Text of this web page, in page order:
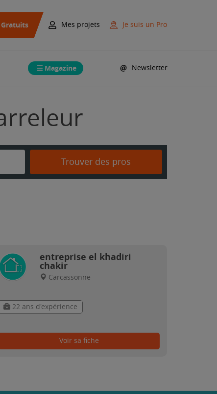
Gratuits Mes projets Je suis un Pro
Magazine Newsletter
Trouver des pros
entreprise el khadiri
chakir
Carcassonne
22 ans d'expérience
Voir sa fiche